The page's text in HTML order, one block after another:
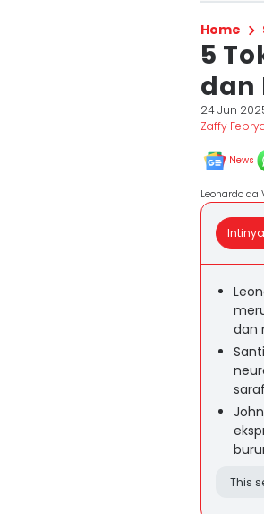
Home
5
dan
24 Jun
Zaffy
News
Leonardo
dan
This